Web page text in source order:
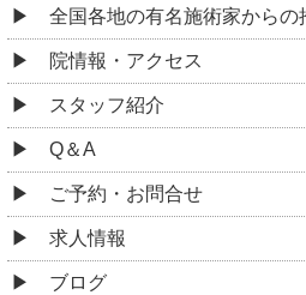
全国各地の有名施術家からの
院情報・アクセス
スタッフ紹介
Q＆A
ご予約・お問合せ
求人情報
ブログ